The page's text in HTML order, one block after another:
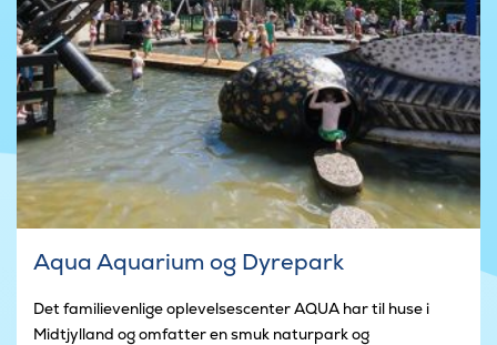
Aqua Aquarium og Dyrepark
Det familievenlige oplevelsescenter AQUA har til huse i
Midtjylland og omfatter en smuk naturpark og